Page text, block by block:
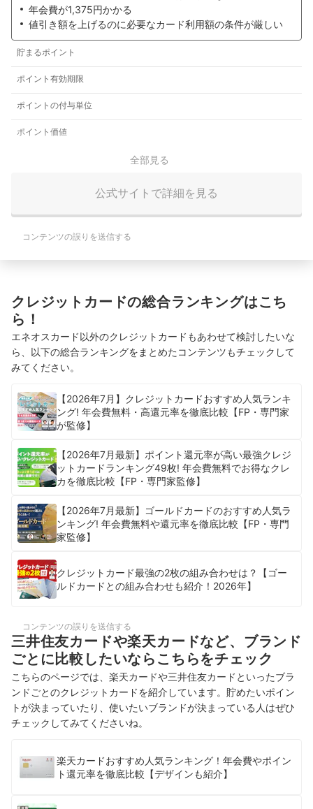
年会費が1,375円かかる
値引き額を上げるのに必要なカード利用額の条件が厳しい
貯まるポイント
ポイント有効期限
ポイントの付与単位
ポイント価値
全部見る
公式サイトで詳細を見る
コンテンツの誤りを送信する
クレジットカードの総合ランキングはこち
ら！
エネオスカード以外のクレジットカードもあわせて検討したいな
ら、以下の総合ランキングをまとめたコンテンツもチェックして
みてください。
【2026年7月】クレジットカードおすすめ人気ランキ
ング! 年会費無料・高還元率を徹底比較【FP・専門家
が監修】
【2026年7月最新】ポイント還元率が高い最強クレジ
ットカードランキング49枚! 年会費無料でお得なクレ
カを徹底比較【FP・専門家監修】
【2026年7月最新】ゴールドカードのおすすめ人気ラ
ンキング! 年会費無料や還元率を徹底比較【FP・専門
家監修】
クレジットカード最強の2枚の組み合わせは？【ゴー
ルドカードとの組み合わせも紹介！2026年】
コンテンツの誤りを送信する
三井住友カードや楽天カードなど、ブランド
ごとに比較したいならこちらをチェック
こちらのページでは、楽天カードや三井住友カードといったブラ
ンドごとのクレジットカードを紹介しています。貯めたいポイン
トが決まっていたり、使いたいブランドが決まっている人はぜひ
チェックしてみてくださいね。
楽天カードおすすめ人気ランキング！年会費やポイン
ト還元率を徹底比較【デザインも紹介】